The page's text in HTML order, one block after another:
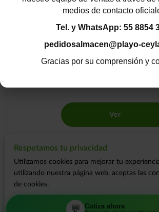
💬 Cotiza ahora
💬 Cotiza ahora
medios de contacto
Tel. y WhatsApp: 55 8854
pedidosalmacen@playo-
Gracias por su comprensión y
Ver
Respetamos tu privacidad
Utilizamos cookies para mejorar tu
utilizando nuestra página web, aceptas las
de cookies.
Aceptar